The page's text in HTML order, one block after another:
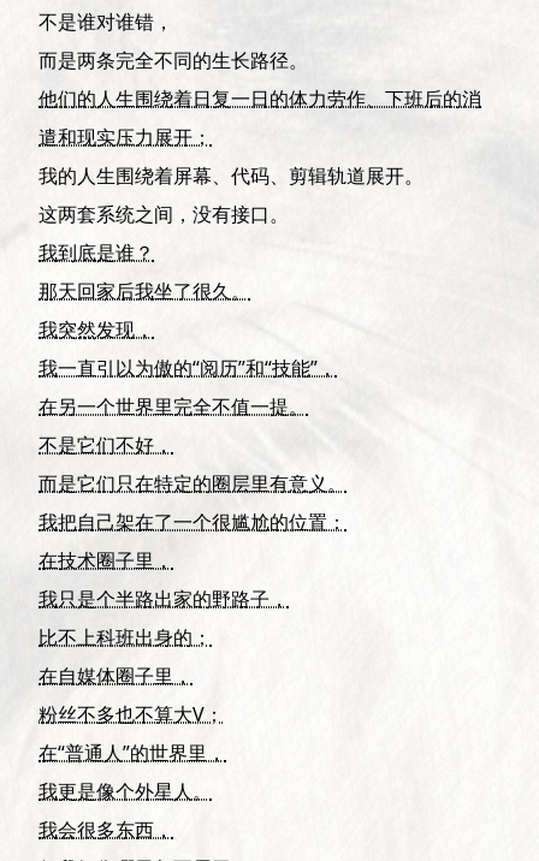
不是谁对谁错，
而是两条完全不同的生长路径。
他们的人生围绕着日复一日的体力劳作、下班后的消
遣和现实压力展开；
我的人生围绕着屏幕、代码、剪辑轨道展开。
这两套系统之间，没有接口。
我到底是谁？
那天回家后我坐了很久。
我突然发现，
我一直引以为傲的“阅历”和“技能”，
在另一个世界里完全不值一提。
不是它们不好，
而是它们只在特定的圈层里有意义。
我把自己架在了一个很尴尬的位置：
在技术圈子里，
我只是个半路出家的野路子，
比不上科班出身的；
在自媒体圈子里，
粉丝不多也不算大V；
在“普通人”的世界里，
我更是像个外星人。
我会很多东西，